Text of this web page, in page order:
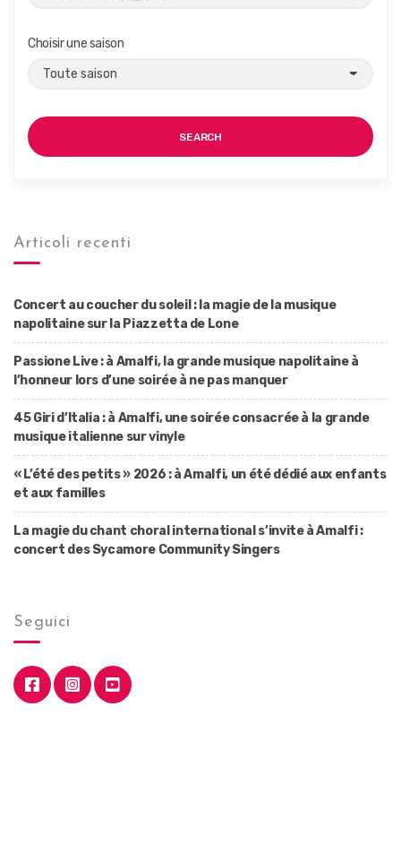
Choisir une saison
SEARCH
Articoli recenti
Concert au coucher du soleil : la magie de la musique
napolitaine sur la Piazzetta de Lone
Passione Live : à Amalfi, la grande musique napolitaine à
l’honneur lors d’une soirée à ne pas manquer
45 Giri d’Italia : à Amalfi, une soirée consacrée à la grande
musique italienne sur vinyle
« L’été des petits » 2026 : à Amalfi, un été dédié aux enfants
et aux familles
La magie du chant choral international s’invite à Amalfi :
concert des Sycamore Community Singers
Seguici